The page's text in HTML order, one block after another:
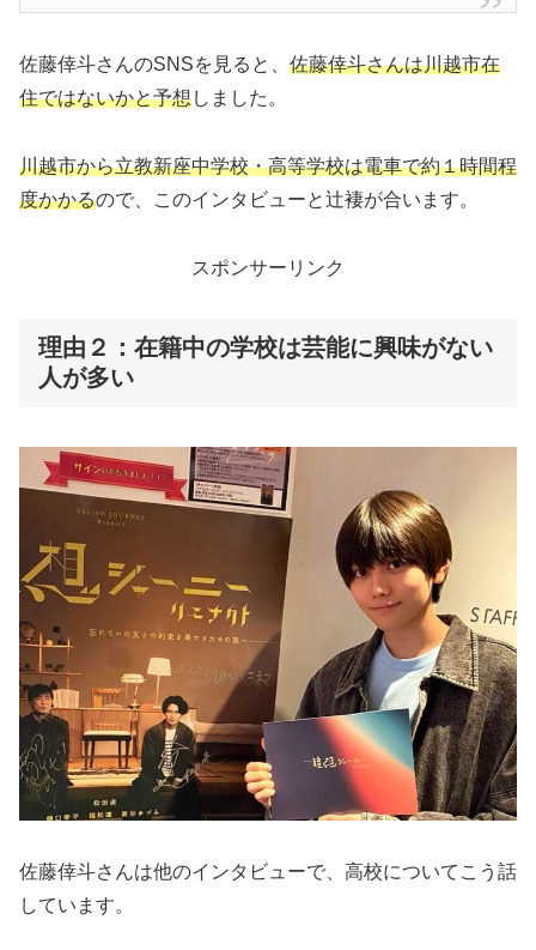
佐藤倖斗さんのSNSを見ると、 佐藤倖斗さんは川越市在
住ではないかと予想しました。
川越市から立教新座中学校・高等学校は電車で約１時間程
度かかるので、このインタビューと辻褄が合います。
スポンサーリンク
理由２：在籍中の学校は芸能に興味がない
人が多い
佐藤倖斗さんは他のインタビューで、高校についてこう話
しています。